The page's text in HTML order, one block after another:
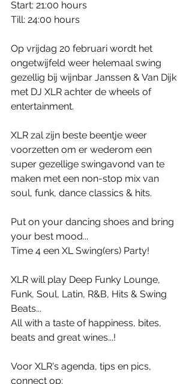
Start: 21:00 hours
Till: 24:00 hours
Op vrijdag 20 februari wordt het
ongetwijfeld weer helemaal swing
gezellig bij wijnbar Janssen & Van Dijk
met DJ XLR achter de wheels of
entertainment.
XLR zal zijn beste beentje weer
voorzetten om er wederom een
super gezellige swingavond van te
maken met een non-stop mix van
soul, funk, dance classics & hits.
Put on your dancing shoes and bring
your best mood...
Time 4 een XL Swing(ers) Party!
XLR will play Deep Funky Lounge,
Funk, Soul, Latin, R&B, Hits & Swing
Beats...
All with a taste of happiness, bites,
beats and great wines...!
Voor XLR's agenda, tips en pics,
connect op: